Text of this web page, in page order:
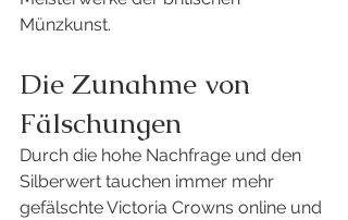
Münzkunst.
Die Zunahme von
Fälschungen
Durch die hohe Nachfrage und den
Silberwert tauchen immer mehr
gefälschte Victoria Crowns online und